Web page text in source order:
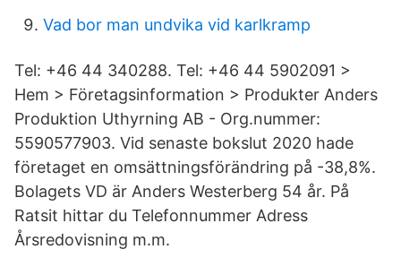
Vad bor man undvika vid karlkramp
Tel: +46 44 340288. Tel: +46 44 5902091 >
Hem > Företagsinformation > Produkter Anders
Produktion Uthyrning AB - Org.nummer:
5590577903. Vid senaste bokslut 2020 hade
företaget en omsättningsförändring på -38,8%.
Bolagets VD är Anders Westerberg 54 år. På
Ratsit hittar du Telefonnummer Adress
Årsredovisning m.m.